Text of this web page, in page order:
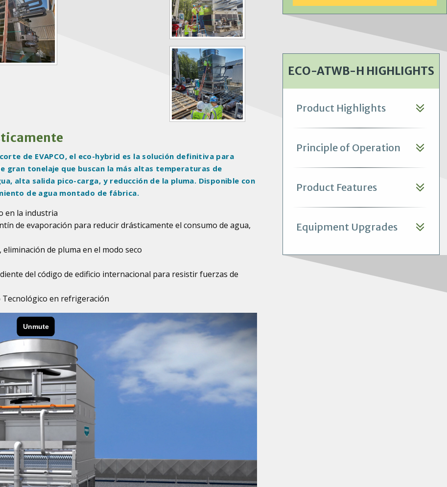
de EVAPCO, el eco-hybrid es la solución definitiva para
gran tonelaje que buscan la más altas temperaturas de
alta salida pico-carga, y reducción de la pluma. Disponible con
de agua montado de fábrica.
en la industria
de evaporación para reducir drásticamente el consumo de agua,
de pluma en el modo seco
del código de edificio internacional para resistir fuerzas de
en refrigeración
ECO-ATWB-H HIGHLIGHTS
Product Highlights
Principle of Operation
Product Features
Equipment Upgrades